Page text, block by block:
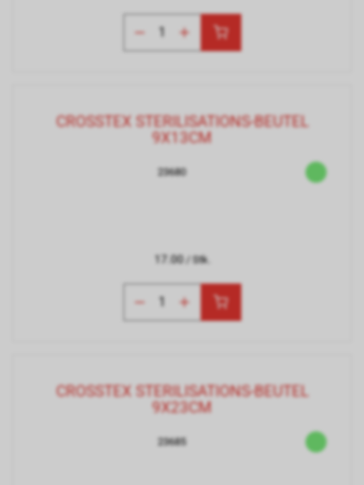
CROSSTEX STERILISATIONS-BEUTEL
9X13CM
23680
17.00/ Stk.
CROSSTEX STERILISATIONS-BEUTEL
9X23CM
23685